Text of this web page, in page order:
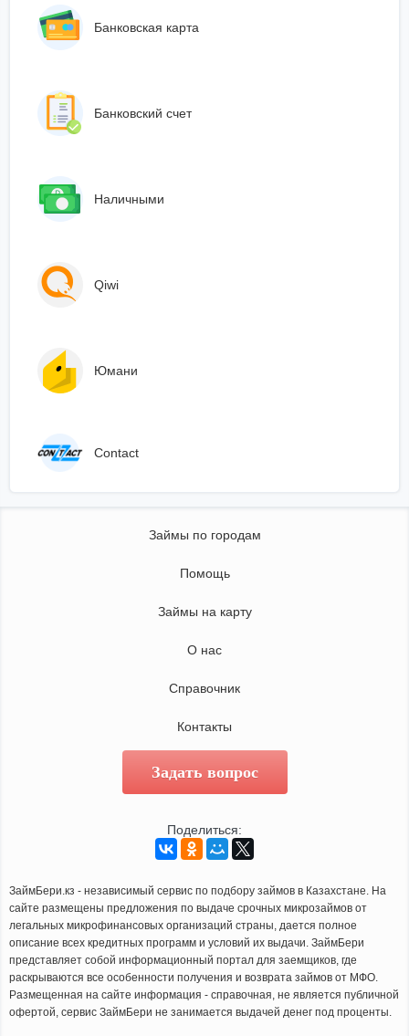
Банковская карта
Банковский счет
Наличными
Qiwi
Юмани
Сontact
Займы по городам
Помощь
Займы на карту
О нас
Справочник
Контакты
Задать вопрос
Поделиться:
ЗаймБери.кз - независимый сервис по подбору займов в Казахстане. На
сайте размещены предложения по выдаче срочных микрозаймов от
легальных микрофинансовых организаций страны, дается полное
описание всех кредитных программ и условий их выдачи. ЗаймБери
представляет собой информационный портал для заемщиков, где
раскрываются все особенности получения и возврата займов от МФО.
Размещенная на сайте информация - справочная, не является публичной
офертой, сервис ЗаймБери не занимается выдачей денег под проценты.